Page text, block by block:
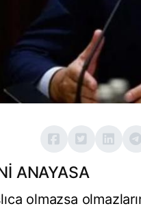
ANAYASA
olmazsa